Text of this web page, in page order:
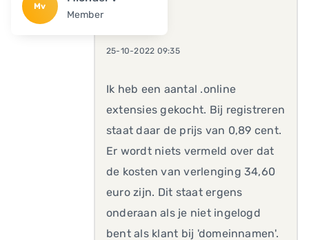
Mv
Member
25-10-2022 09:35
Ik heb een aantal .online
extensies gekocht. Bij registreren
staat daar de prijs van 0,89 cent.
Er wordt niets vermeld over dat
de kosten van verlenging 34,60
euro zijn. Dit staat ergens
onderaan als je niet ingelogd
bent als klant bij 'domeinnamen'.